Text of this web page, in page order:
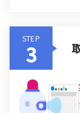
STEP